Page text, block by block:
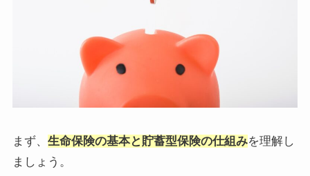
まず、 生命保険の基本と貯蓄型保険の仕組みを理解し
ましょう。